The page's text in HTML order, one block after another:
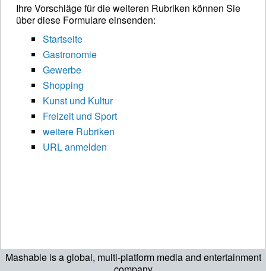
Mashable is a global, multi-platform media and entertainment
Ihre Vorschläge für die weiteren Rubriken können Sie
über diese Formulare einsenden:
Startseite
Gastronomie
Gewerbe
Shopping
Kunst und Kultur
Freizeit und Sport
weitere Rubriken
URL anmelden